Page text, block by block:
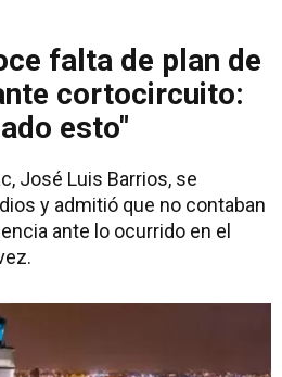
falta de plan de
cortocircuito:
esto"
José Luis Barrios, se
y admitió que no contaban
ante lo ocurrido en el